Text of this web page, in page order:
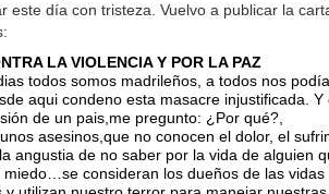
este día con tristeza. Vuelvo a publicar la
LA VIOLENCIA Y POR LA PAZ
todos somos madrileños, a todos nos
aqui condeno esta masacre injustificada. Y
de un pais,me pregunto: ¿Por qué?,
asesinos,que no conocen el dolor, el
angustia de no saber por la vida de alguien
miedo…se consideran los dueños de las vidas